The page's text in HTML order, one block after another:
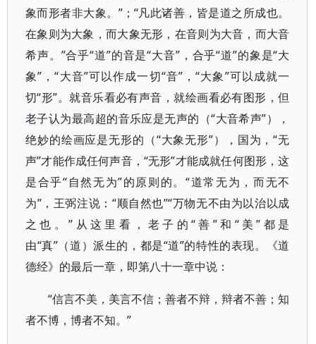
象而形者非大象。”；“凡此诸善，皆是道之所成也。
在象则为大象，而大象无形，在音则为大音，而大音
希声。”合乎“道”的音是“大音”，合乎“道”的象是“大
象”，“大音”可以作成一切“音”，“大象”可以成就一
切“形”。就音乐看必有声音，就绘画看必有图形，但
老子认为最高超的音乐应是无声的（“大音希声”），
绝妙的绘画应是无形的（“大象无形”），国为，“无
声”才能作成任何声音，“无形”才能成就任何图形，这
是合乎“自然无为”的原则的。“道常无为，而无不
为”，王弼注说：“顺自然也”“万物无不由为以治以成
之也。”从这里看，老子的“善”和“美”都是
由“真”（道）派生的，都是“道”的特性的表现。《道
德经》的最后一章，即第八十一章中说：
“信言不美，美言不信；善者不辩，辩者不善；知
者不博，博者不知。”